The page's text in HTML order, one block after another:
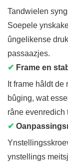
Tandwielen
Soepele
ûngelikense
passaazjes.
✔ Frame en
It frame hâldt
bûging, wat
râne evenredich
✔
ynstellings